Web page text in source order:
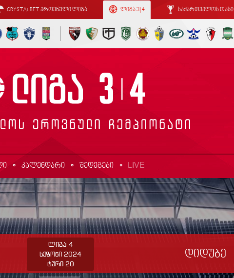
CRYSTALBET ეროვნული ლიგა ლიგა 3 | 4 საქართველოს თასი
კალენდარი შედეგები LIVE
დიდუბე
ლიგა 4
სეზონი 2024
ტური 20